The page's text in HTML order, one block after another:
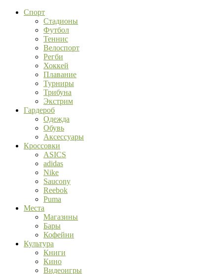
Спорт
Стадионы
Футбол
Теннис
Велоспорт
Регби
Хоккей
Плавание
Турниры
Трибуна
Экстрим
Гардероб
Одежда
Обувь
Аксессуары
Кроссовки
ASICS
adidas
Nike
Saucony
Reebok
Puma
Места
Магазины
Бары
Кофейни
Культура
Книги
Кино
Видеоигры